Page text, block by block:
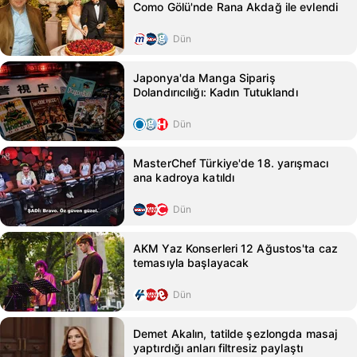
Como Gölü'nde Rana Akdağ ile evlendi
Dün
Japonya'da Manga Sipariş
Dolandırıcılığı: Kadın Tutuklandı
Dün
MasterChef Türkiye'de 18. yarışmacı
ana kadroya katıldı
Dün
AKM Yaz Konserleri 12 Ağustos'ta caz
temasıyla başlayacak
Dün
Demet Akalın, tatilde şezlongda masaj
yaptırdığı anları filtresiz paylaştı